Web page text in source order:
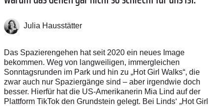
Julia Hausstätter
Das Spazierengehen hat seit 2020 ein neues Image
bekommen. Weg von langweiligen, immergleichen
Sonntagsrunden im Park und hin zu „Hot Girl Walks“, die
zwar auch nur Spaziergänge sind – aber irgendwie doch
besser. Hierfür hat die US-Amerikanerin Mia Lind auf der
Plattform TikTok den Grundstein gelegt. Bei Linds‘ „Hot Girl